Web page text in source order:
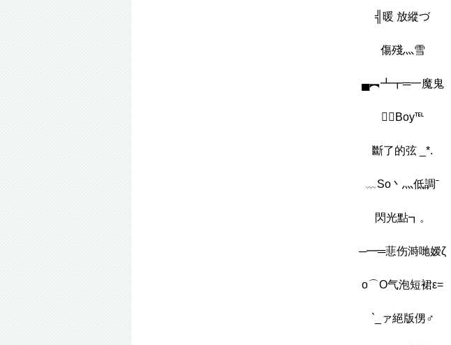
╣暖 放縱づ
傷殘灬雪
▄︻┻┳═一魔鬼
︷Boy℡
斷了的弦 _*.
﹏So丶灬低調ˉ
閃光點┓。
─━═蕜伤溡哋嫒ζ
o⌒О气泡短裙ε=
`_ァ絕版侽♂